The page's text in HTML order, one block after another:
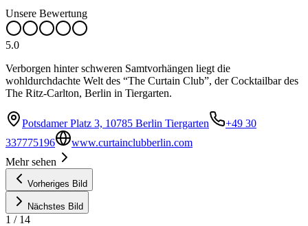
Unsere Bewertung
5.0
Verborgen hinter schweren Samtvorhängen liegt die
wohldurchdachte Welt des “The Curtain Club”, der Cocktailbar des
The Ritz-Carlton, Berlin in Tiergarten.
Potsdamer Platz 3, 10785 Berlin Tiergarten
+49 30
337775196
www.curtainclubberlin.com
Mehr sehen
Vorheriges Bild
Nächstes Bild
1 / 14